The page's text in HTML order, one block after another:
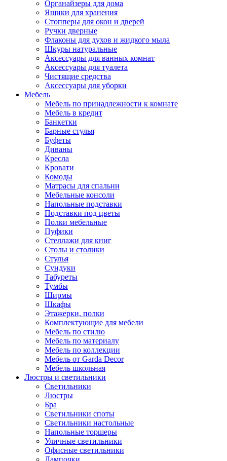
Органайзеры для дома
Ящики для хранения
Стопперы для окон и дверей
Ручки дверные
Флаконы для духов и жидкого мыла
Шкуры натуральные
Аксессуары для ванных комнат
Аксессуары для туалета
Чистящие средства
Аксессуары для уборки
Мебель
Мебель по принадлежности к комнате
Мебель в кредит
Банкетки
Барные стулья
Буфеты
Диваны
Кресла
Кровати
Комоды
Матрасы для спальни
Мебельные консоли
Напольные подставки
Подставки под цветы
Полки мебельные
Пуфики
Стеллажи для книг
Столы и столики
Стулья
Сундуки
Табуреты
Тумбы
Ширмы
Шкафы
Этажерки, полки
Комплектующие для мебели
Мебель по стилю
Мебель по материалу
Мебель по коллекции
Мебель от Garda Decor
Мебель школьная
Люстры и светильники
Светильники
Люстры
Бра
Светильники споты
Светильники настольные
Напольные торшеры
Уличные светильники
Офисные светильники
Лампочки